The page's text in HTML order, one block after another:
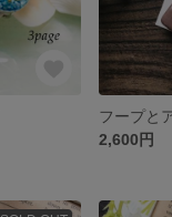
2,600円